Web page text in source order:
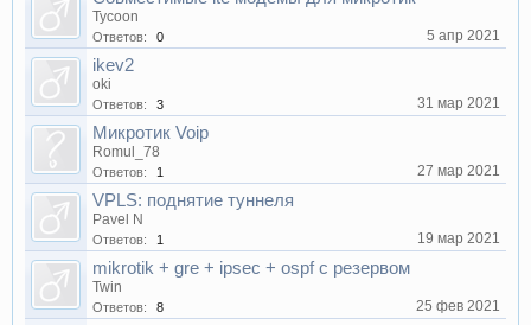
Tycoon
Ответов: 0 5 апр 2021
ikev2
oki
Ответов: 3 31 мар 2021
Микротик Voip
Romul_78
Ответов: 1 27 мар 2021
VPLS: поднятие туннеля
Pavel N
Ответов: 1 19 мар 2021
mikrotik + gre + ipsec + ospf с резервом
Twin
Ответов: 8 25 фев 2021